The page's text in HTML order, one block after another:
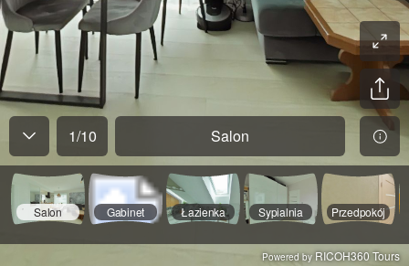
1/10 Salon
Salon Gabinet Łazienka Sypialnia Przedpokój
Powered by RICOH360 Tours